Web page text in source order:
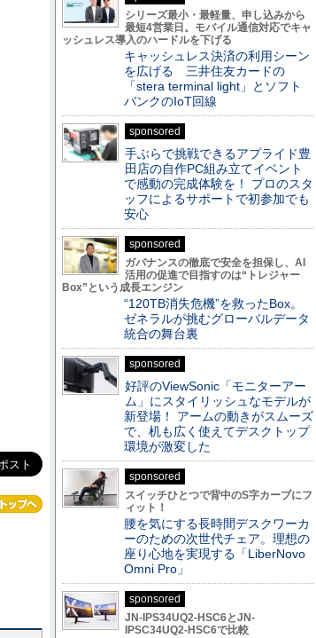
シリーズ最小・最軽量、申し込みから
最短4営業日。モバイル通信対応でキャ
ッシュレス導入のハードルを下げる
キャッシュレス決済の利用シーン
を広げる 三井住友カードの
「stera terminal light」とソフト
バンクのIoT回線
sponsored
手ぶらで挑戦できるアプライド豊
田店の自作PC組み立てイベント
で感動の完成体験を！ プロのスタ
ッフによるサポートで初参加でも
安心
sponsored
ガバナンスの徹底で安全を担保し、AI
活用の促進で目指すのは“トレジャー
Box”という成長エンジン
“120TB消失危機”を救ったBox。
ゼネラルが挑むグローバルデータ
統合の舞台裏
sponsored
好評のViewSonic「モニターアー
ム」にスタイリッシュなモデルが
新登場！ アームの動きがスムーズ
で、机も広く使えてデスクトップ
環境が激変した
sponsored
スイッチひとつで背中のS字カーブにフ
ィット！
腰を気にする長時間デスクワーカ
ーのための次世代チェア。理想の
座り心地を実現する「LiberNovo
Omni Pro」
sponsored
JN-IPS34UQ2-HSC6とJN-
IPSC34UQ2-HSC6で比較